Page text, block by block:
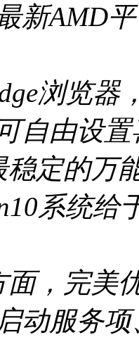
新AMD
浏览器
自由设
定的万
系统给
，完美
动服务